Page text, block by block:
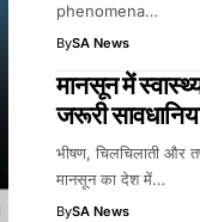
phenomena…
BySA News
मानसून में
जरूरी
भीषण, चिलचिलाती और
मानसून का देश में…
BySA News